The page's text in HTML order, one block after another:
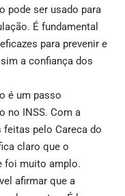
pode ser usado para
É fundamental
para prevenir e
a confiança dos
é um passo
no INSS. Com a
feitas pelo Careca do
claro que o
foi muito amplo.
afirmar que a